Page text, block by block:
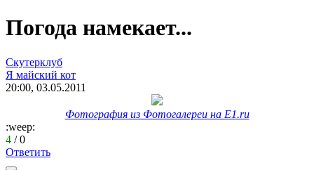
Погода намекает...
Скутерклуб
Я майский кот
20:00, 03.05.2011
Фотография из Фотогалереи на E1.ru
:weep:
4 /0
Ответить